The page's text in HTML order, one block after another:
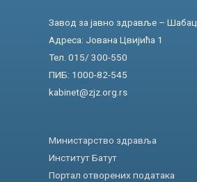
Завод за јавно здравље – Шабац
Адреса: Јована Цвијића 1
Тел. 015/ 300-550
ПИБ: 1000-82-545
kabinet@zjz.org.rs
Министарство здравља
Институт Батут
Портал отворених података